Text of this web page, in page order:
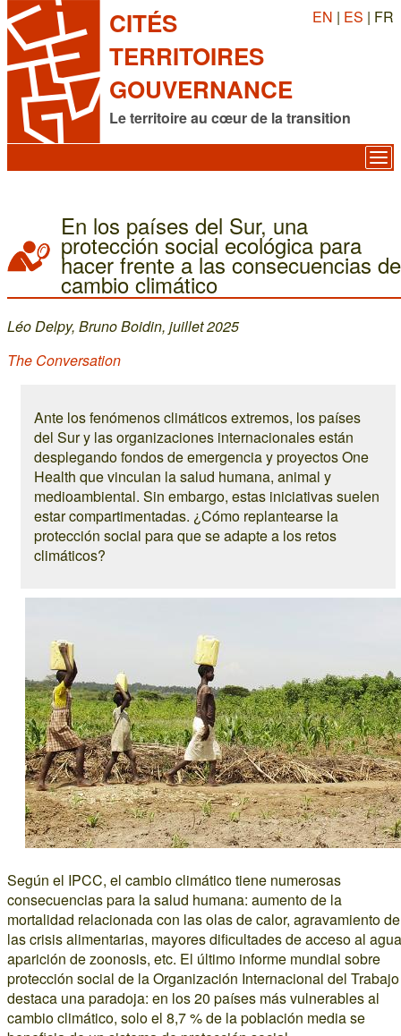
CITÉS
TERRITOIRES
GOUVERNANCE
Le territoire au cœur de la transition
EN | ES | FR
En los países del Sur, una
protección social ecológica para
hacer frente a las consecuencias
cambio climático
Léo Delpy, Bruno Boidin, juillet 2025
The Conversation
Ante los fenómenos climáticos extremos, los países
del Sur y las organizaciones internacionales están
desplegando fondos de emergencia y proyectos One
Health que vinculan la salud humana, animal y
medioambiental. Sin embargo, estas iniciativas suelen
estar compartimentadas. ¿Cómo replantearse la
protección social para que se adapte a los retos
climáticos?
Según el IPCC, el cambio climático tiene numerosas
consecuencias para la salud humana: aumento de la
mortalidad relacionada con las olas de calor, agravamiento de
las crisis alimentarias, mayores dificultades de acceso al
aparición de zoonosis, etc. El último informe mundial sobre
protección social de la Organización Internacional del Trabajo
destaca una paradoja: en los 20 países más vulnerables al
cambio climático, solo el 8,7 % de la población media se